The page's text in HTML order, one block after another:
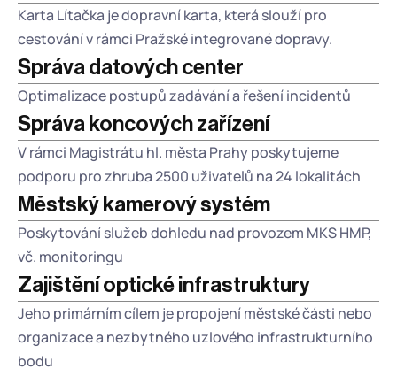
Karta Lítačka je dopravní karta, která slouží pro
cestování v rámci Pražské integrované dopravy.
Správa datových center
Optimalizace postupů zadávání a řešení incidentů
Správa koncových zařízení
V rámci Magistrátu hl. města Prahy poskytujeme
podporu pro zhruba 2500 uživatelů na 24 lokalitách
Městský kamerový systém
Poskytování služeb dohledu nad provozem MKS HMP,
vč. monitoringu
Zajištění optické infrastruktury
Jeho primárním cílem je propojení městské části nebo
organizace a nezbytného uzlového infrastrukturního
bodu